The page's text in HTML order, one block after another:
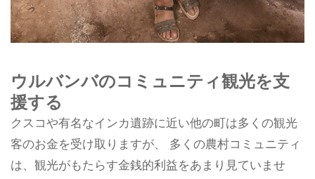
ウルバンバのコミュニティ観光を支
援する
クスコや有名なインカ遺跡に近い他の町は多くの観光
客のお金を受け取りますが、 多くの農村コミュニティ
は、観光がもたらす金銭的利益をあまり見ていませ